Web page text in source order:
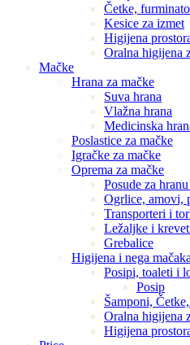
Četke,
Kesice za izmet
Higijena
Oralna higijena
Mačke
Hrana za mačke
Suva hrana
Vlažna hrana
Medicinska
Poslastice za mačke
Igračke za mačke
Oprema za mačke
Posude za
Ogrlice, amovi,
Transporteri i
Ležaljke i
Grebalice
Higijena i nega mačaka
Posipi, toaleti i
Posip
Šamponi,
Oralna higijena
Higijena